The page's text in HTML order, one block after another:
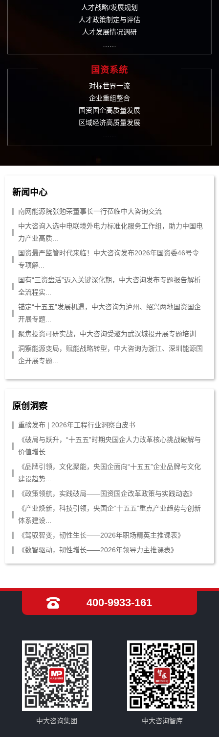
人才战略/发展规划
人才政策制定与评估
人才发展情况调研
……
国资系统
对标世界一流
企业重组整合
国资国企高质量发展
区域经济高质量发展
……
新闻中心
南网能源院张勉荣董事长一行莅临中大咨询交流
中大咨询入选中电联境外电力标准化服务工作组，助力中国电
力产业高质...
国资最严监管时代来临！中大咨询发布2026年国资委46号令
专项解...
国有“三资盘活”迈入关键深化期，中大咨询发布专题报告解析
全流程实...
锚定“十五五”发展机遇，中大咨询为泸州、绍兴两地国资国企
开展专题...
聚焦投资可研实战，中大咨询受邀为武汉城投开展专题培训
洞察能源变局，赋能战略转型，中大咨询为浙江、深圳能源国
企开展专题...
原创洞察
重磅发布 | 2026年工程行业洞察白皮书
《破局与跃升，“十五五”时期央国企人力改革核心挑战破解与
价值增长...
《品牌引领，文化聚能，央国企面向“十五五”企业品牌与文化
建设趋势...
《政策领航，实践破局——国资国企改革政策与实践动态》
《产业焕新，科技引领，央国企“十五五”重点产业趋势与创新
体系建设...
《驾驭智变，韧性生长——2026年职场精英主推课表》
《数智驱动，韧性增长——2026年领导力主推课表》
400-9933-161
中大咨询集团 中大咨询智库